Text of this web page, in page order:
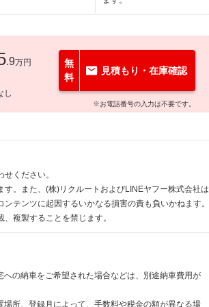
.9万円
し
無
料
見積もり・在庫確認
※お電話番号の入力は不要です。
ください。
。また、(株)リクルートおよびLINEヤフー株式会社は
テンツに起因するいかなる損害の責も負いかねます。
複製することを禁じます。
の納車をご希望された場合などは、別途納車費用が
所、登録月によって、手数料や税金の額が異なる場